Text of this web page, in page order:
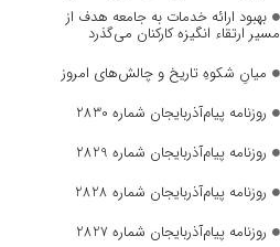
بهبود ارائه خدمات به جامعه هدف از
مسیر ارتقاء انگیزه کارکنان می‌گذرد
میانِ شکوهِ تاریخ و چالش‌های امروز
روزنامه پیام‌آذربایجان شماره 2830
روزنامه پیام‌آذربایجان شماره 2829
روزنامه پیام‌آذربایجان شماره 2828
روزنامه پیام‌آذربایجان شماره 2827